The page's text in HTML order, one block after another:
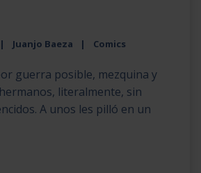
Juanjo Baeza Comics
guerra posible, mezquina y
literalmente, sin
A unos les pilló en un